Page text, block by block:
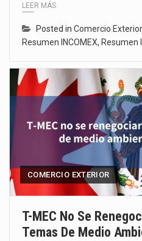
LEER MÁS
Posted in Comercio Exterior
Resumen INCOMEX, Resumen
COMERCIO EXTERIOR
T-MEC No Se
Temas De Medio